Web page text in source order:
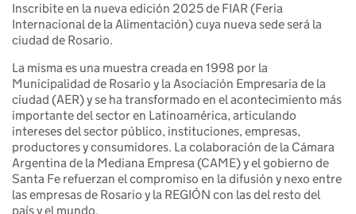
Inscribite en la nueva edición 2025 de FIAR (Feria
Internacional de la Alimentación) cuya nueva sede será la
ciudad de Rosario.
La misma es una muestra creada en 1998 por la
Municipalidad de Rosario y la Asociación Empresaria de la
ciudad (AER) y se ha transformado en el acontecimiento más
importante del sector en Latinoamérica, articulando
intereses del sector público, instituciones, empresas,
productores y consumidores. La colaboración de la Cámara
Argentina de la Mediana Empresa (CAME) y el gobierno de
Santa Fe refuerzan el compromiso en la difusión y nexo entre
las empresas de Rosario y la REGIÓN con las del resto del
país y el mundo.